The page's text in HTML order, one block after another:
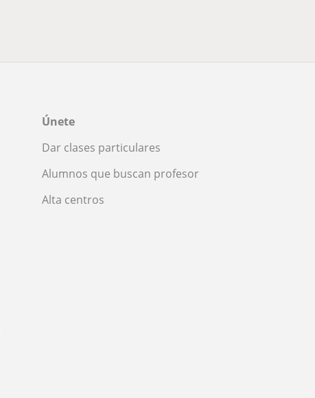
Únete
Dar clases particulares
Alumnos que buscan profesor
Alta centros